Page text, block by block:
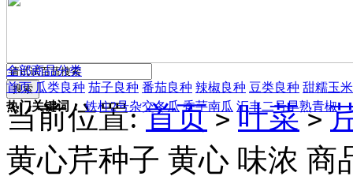
热门关键词： 铁柱2号杂交冬瓜 香芋南瓜 汇丰二号早熟青椒
全部商品分类
首页 瓜类良种 茄子良种 番茄良种 辣椒良种 豆类良种 甜糯玉米
当前位置:首页 > 叶菜 >
黄心芹种子 黄心 味浓 商